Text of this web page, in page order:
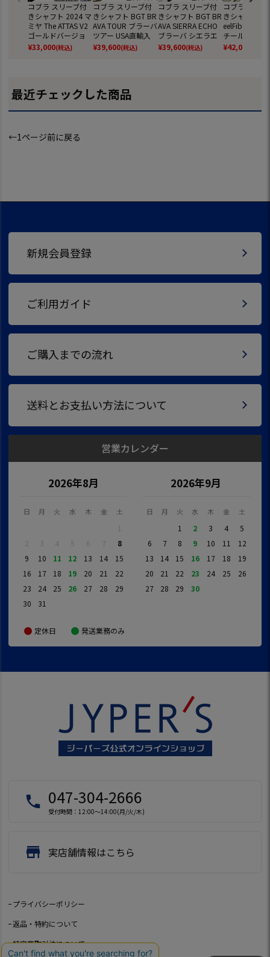
コブラ スリーブ付
きシャフト 2024 マ
ミヤ The ATTAS V2
ゴールドバージョ
ン 日本正規品 ゴル
フ シャフト (AEROJ
¥33,000(税込)
コブラ スリーブ付
きシャフト BGT BR
AVA TOUR ブラーバ
ツアー USA直輸入
品 日本未発売 (DS-
ADAPT／DARKSPE
¥39,600(税込)
コブラ スリーブ付
きシャフト BGT BR
AVA SIERRA ECHO
ブラーバ シエラエ
コー USA直輸入品
日本未発売 (DS-AD
¥39,600(税込)
コブラ スリー
きシャフト
eelFiber
チールファイ
ネクサス 日本
品 (DS-
¥42,000
最近チェックした商品
←1ページ前に戻る
新規会員登録
ご利用ガイド
ご購入までの流れ
送料とお支払い方法について
営業カレンダー
2026年8月
日 月 火 水 木 金 土
1
2
3 4 5 6 7
8
9
10 11 12 13 14
15
16
17 18 19 20 21
22
23
24 25 26 27 28
29
30
31
2026年9月
日 月 火 水 木 金 土
1 2 3 4
5
6
7 8 9 10 11
12
13
14 15 16 17 18
19
20
21 22 23 24 25
26
27
28 29 30
定休日 発送業務のみ
local_phone 047-304-2666
受付時間：12:00～14:00(月/火/木)
store 実店舗情報はこちら
プライバシーポリシー
返品・特約について
特定商取引法について